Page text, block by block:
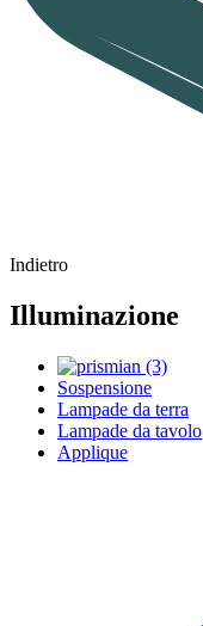
Indietro
Illuminazione
Sospensione
Lampade da terra
Lampade da tavolo
Applique